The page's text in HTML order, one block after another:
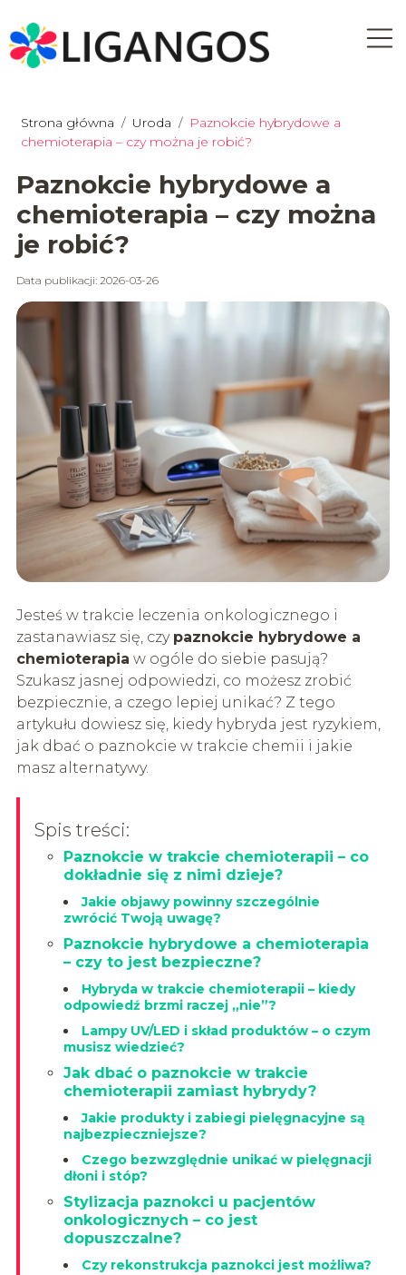
Strona główna / Uroda / Paznokcie hybrydowe a
chemioterapia – czy można je robić?
Paznokcie hybrydowe a
chemioterapia – czy można
je robić?
Data publikacji: 2026-03-26
Jesteś w trakcie leczenia onkologicznego i
zastanawiasz się, czy paznokcie hybrydowe a
chemioterapia w ogóle do siebie pasują?
Szukasz jasnej odpowiedzi, co możesz zrobić
bezpiecznie, a czego lepiej unikać? Z tego
artykułu dowiesz się, kiedy hybryda jest ryzykiem,
jak dbać o paznokcie w trakcie chemii i jakie
masz alternatywy.
Spis treści:
Paznokcie w trakcie chemioterapii – co
dokładnie się z nimi dzieje?
Jakie objawy powinny szczególnie
zwrócić Twoją uwagę?
Paznokcie hybrydowe a chemioterapia
– czy to jest bezpieczne?
Hybryda w trakcie chemioterapii – kiedy
odpowiedź brzmi raczej „nie”?
Lampy UV/LED i skład produktów – o czym
musisz wiedzieć?
Jak dbać o paznokcie w trakcie
chemioterapii zamiast hybrydy?
Jakie produkty i zabiegi pielęgnacyjne są
najbezpieczniejsze?
Czego bezwzględnie unikać w pielęgnacji
dłoni i stóp?
Stylizacja paznokci u pacjentów
onkologicznych – co jest
dopuszczalne?
Czy rekonstrukcja paznokci jest możliwa?